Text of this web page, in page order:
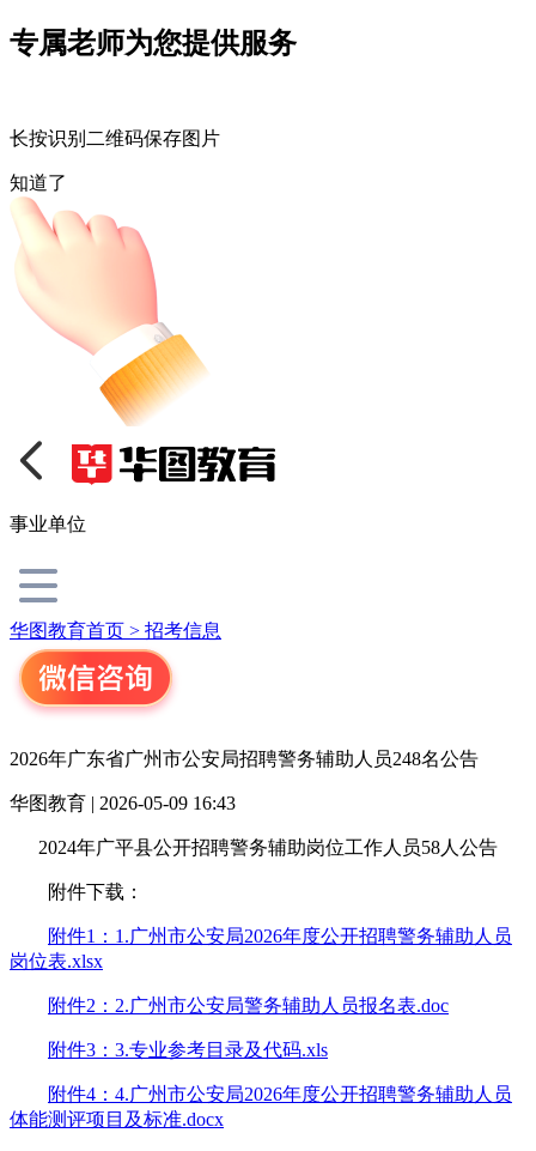
专属老师为您提供服务
长按识别二维码保存图片
知道了
事业单位
华图教育首页 > 招考信息
2026年广东省广州市公安局招聘警务辅助人员248名公告
华图教育 | 2026-05-09 16:43
2024年广平县公开招聘警务辅助岗位工作人员58人公告
附件下载：
附件1：1.广州市公安局2026年度公开招聘警务辅助人员
岗位表.xlsx
附件2：2.广州市公安局警务辅助人员报名表.doc
附件3：3.专业参考目录及代码.xls
附件4：4.广州市公安局2026年度公开招聘警务辅助人员
体能测评项目及标准.docx